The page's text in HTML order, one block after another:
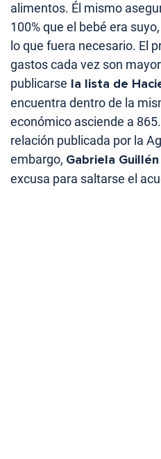
alimentos. Él mismo
100% que el bebé era
lo que fuera necesario. El
gastos cada vez son
publicarse la lista de
encuentra dentro de la
económico asciende a
relación publicada por la
embargo, Gabriela Guillén
excusa para saltarse el